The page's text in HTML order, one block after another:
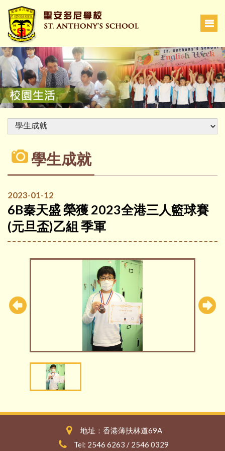
學生成就
2023-01-12
6B秦天盛 榮獲 2023全港三人籃球賽
(元旦盃)乙組 季軍
地址：香港薄扶林道69A
Tel: 2546 6263 / 2546 0329